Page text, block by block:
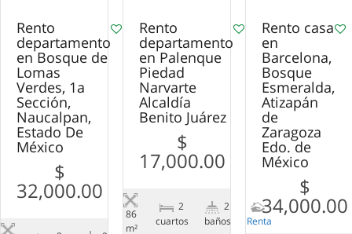
Rento
departamento
en Bosque de
Lomas
Verdes, 1a
Sección,
Naucalpan,
Estado De
México
$
32,000.00
Rento
departamento
en Palenque
Piedad
Narvarte
Alcaldía
Benito Juárez
$
17,000.00
86
m²
2
сuartos
2
baños
Renta
Rento casa
en
Barcelona,
Bosque
Esmeralda,
Atizapán
de
Zaragoza
Edo. de
México
$
34,000.00